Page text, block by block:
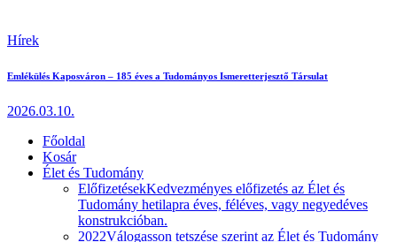
Hírek
Emlékülés Kaposváron – 185 éves a Tudományos Ismeretterjesztő Társulat
2026.03.10.
Főoldal
Kosár
Élet és Tudomány
ElőfizetésekKedvezményes előfizetés az Élet és
Tudomány hetilapra éves, féléves, vagy negyedéves
konstrukcióban.
2022Válogasson tetszése szerint az Élet és Tudomány